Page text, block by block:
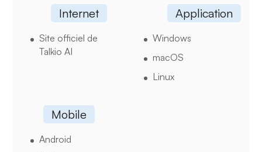
Internet
Site officiel de
Talkio AI
Application
Windows
macOS
Linux
Mobile
Android